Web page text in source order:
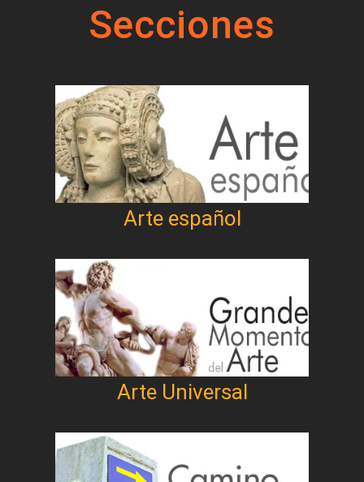
Secciones
Arte español
Arte Universal